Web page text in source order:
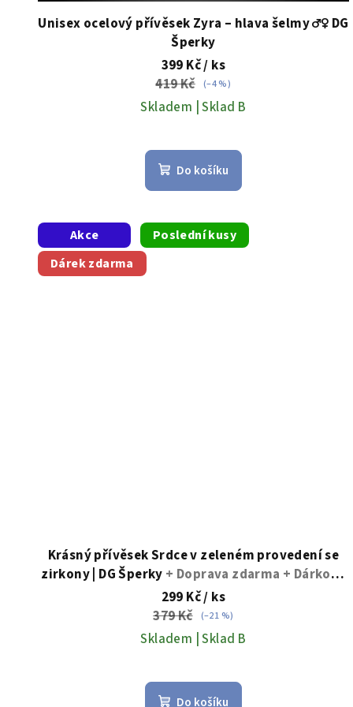
t
Unisex ocelový přívěsek Zyra – hlava šelmy ♂️♀️ DG
Šperky
399 Kč/ ks
419 Kč (–4 %)
Skladem | Sklad B
Do košíku
Akce
Poslední kusy
Dárek zdarma
Krásný přívěsek Srdce v zeleném provedení se
zirkony | DG Šperky + Doprava zdarma + Dárkové
balení zdarma
299 Kč/ ks
379 Kč
(–21 %)
Skladem | Sklad B
Do košíku